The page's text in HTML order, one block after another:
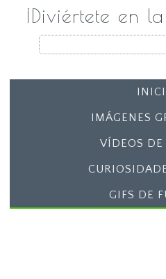
¡Diviértete en
IMÁGENES
VÍDEOS DE
GIFS DE